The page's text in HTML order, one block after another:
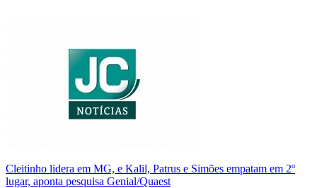
Cleitinho lidera em MG, e Kalil, Patrus e Simões empatam em 2º
lugar, aponta pesquisa Genial/Quaest